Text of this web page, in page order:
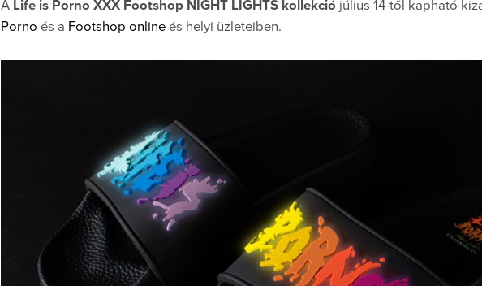
A Life is Porno XXX Footshop NIGHT LIGHTS kollekció július 14-től kapható
Porno és a Footshop onlineés helyi üzleteiben.